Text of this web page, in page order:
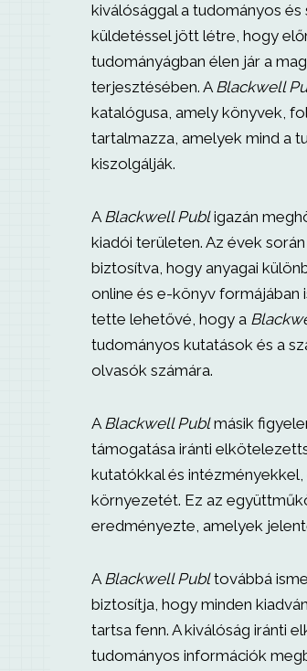
kiválósággal a tudományos
küldetéssel jött létre, hogy
tudományágban élen jár a
terjesztésében. A Blackwell
katalógusa, amely könyvek,
tartalmazza, amelyek mind a
kiszolgálják.
A Blackwell Publigazán
kiadói területen. Az évek
biztosítva, hogy anyagai
online és e-könyv formájában
tette lehetővé, hogy a
tudományos kutatások és a
olvasók számára.
A Blackwell Publmásik
támogatása iránti
kutatókkal és
környezetét. Ez az
eredményezte, amelyek
A Blackwell Publtovábbá
biztosítja, hogy minden
tartsa fenn. A kiválóság iránti
tudományos információk